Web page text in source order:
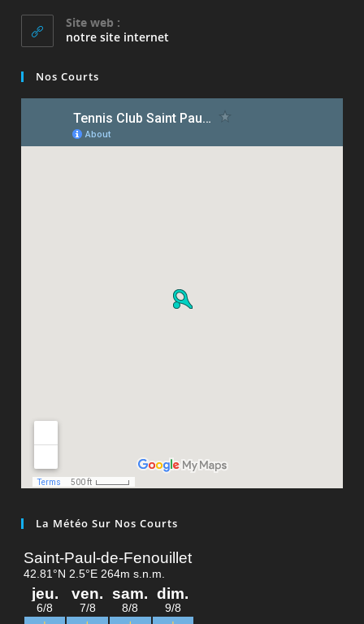
Site web :
notre site internet
Nos Courts
La Météo Sur Nos Courts